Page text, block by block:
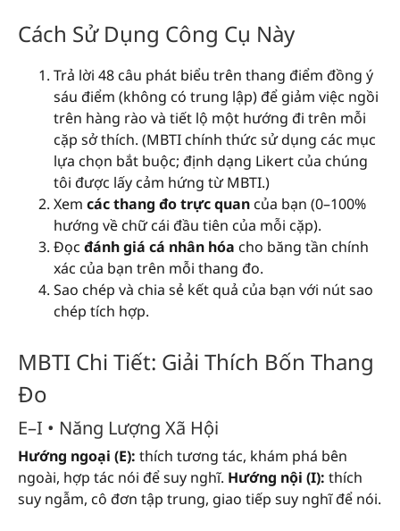
Cách Sử Dụng Công Cụ Này
Trả lời 48 câu phát biểu trên thang điểm đồng ý
sáu điểm (không có trung lập) để giảm việc ngồi
trên hàng rào và tiết lộ một hướng đi trên mỗi
cặp sở thích. (MBTI chính thức sử dụng các mục
lựa chọn bắt buộc; định dạng Likert của chúng
tôi được lấy cảm hứng từ MBTI.)
Xem các thang đo trực quan của bạn (0–100%
hướng về chữ cái đầu tiên của mỗi cặp).
Đọc đánh giá cá nhân hóa cho băng tần chính
xác của bạn trên mỗi thang đo.
Sao chép và chia sẻ kết quả của bạn với nút sao
chép tích hợp.
MBTI Chi Tiết: Giải Thích Bốn Thang
Đo
E–I • Năng Lượng Xã Hội
Hướng ngoại (E): thích tương tác, khám phá bên
ngoài, hợp tác nói để suy nghĩ. Hướng nội (I): thích
suy ngẫm, cô đơn tập trung, giao tiếp suy nghĩ để nói.